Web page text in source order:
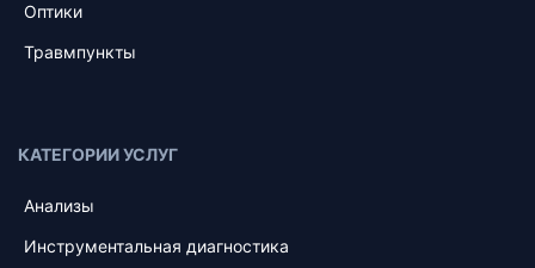
Оптики
Травмпункты
КАТЕГОРИИ УСЛУГ
Анализы
Инструментальная диагностика